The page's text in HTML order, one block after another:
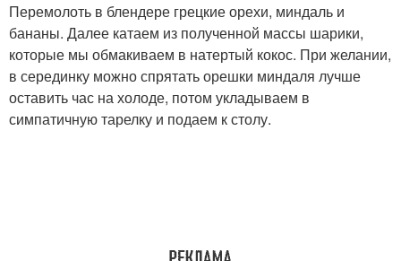
Перемолоть в блендере грецкие орехи, миндаль и
бананы. Далее катаем из полученной массы шарики,
которые мы обмакиваем в натертый кокос. При желании,
в серединку можно спрятать орешки миндаля лучше
оставить час на холоде, потом укладываем в
симпатичную тарелку и подаем к столу.